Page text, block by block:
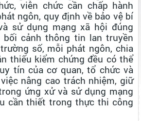
viên chức cần chấp hành
ngôn, quy định về bảo vệ bí
sử dụng mạng xã hội đúng
bối cảnh thông tin lan truyền
số, mỗi phát ngôn, chia
thiếu kiểm chứng đều có thể
tín của cơ quan, tổ chức và
nâng cao trách nhiệm, giữ
ứng xử và sử dụng mạng
cần thiết trong thực thi công